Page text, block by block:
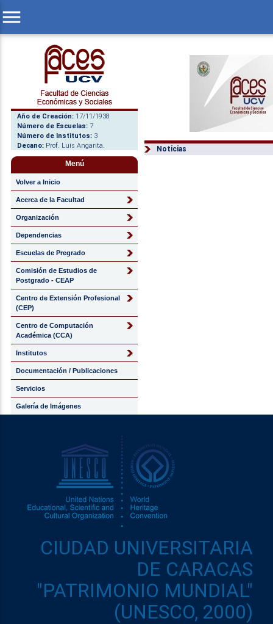
menu
Año de Creación: 17/11/1938
Número de Escuelas: 7
Número de Institutos: 3
Decano: Prof. Luis Angarita.
Menú
Volver a Inicio
Acerca de la Facultad
Organización
Dependencias
Escuelas de Pregrado
Comisión de Estudios de
Postgrado - CEAP
Centro de Extensión Profesional
(CEP)
Centro de Computación
Académica (CCA)
Institutos
Documentación / Publicaciones
Servicios
Galería de Imágenes
Noticias
CIUDAD UNIVERSITARIA
DE CARACAS
"PATRIMONIO MUNDIAL"
(UNESCO, 2000)